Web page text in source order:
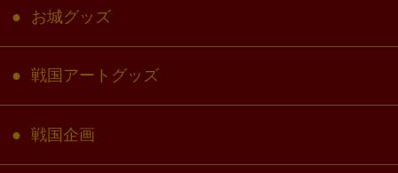
お城グッズ
戦国アートグッズ
戦国企画